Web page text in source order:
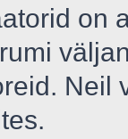
on
Neil